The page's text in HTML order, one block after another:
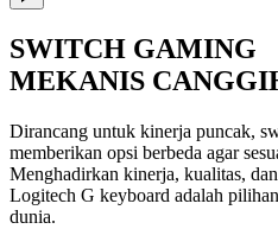
SWITCH GAMING
MEKANIS
Dirancang untuk kinerja puncak,
memberikan opsi berbeda agar
Menghadirkan kinerja, kualitas,
Logitech G keyboard adalah
dunia.